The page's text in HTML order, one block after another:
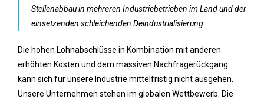
Stellenabbau in mehreren Industriebetrieben im Land und der
einsetzenden schleichenden Deindustrialisierung.
Die hohen Lohnabschlüsse in Kombination mit anderen
erhöhten Kosten und dem massiven Nachfragerückgang
kann sich für unsere Industrie mittelfristig nicht ausgehen.
Unsere Unternehmen stehen im globalen Wettbewerb. Die